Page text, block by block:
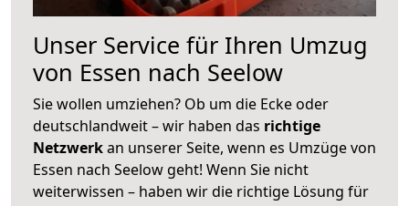
Unser Service für Ihren Umzug
von Essen nach Seelow
Sie wollen umziehen? Ob um die Ecke oder
deutschlandweit – wir haben das richtige
Netzwerkan unserer Seite, wenn es Umzüge von
Essen nach Seelow geht! Wenn Sie nicht
weiterwissen – haben wir die richtige Lösung für